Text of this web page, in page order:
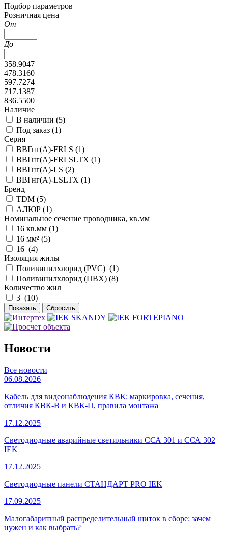
Подбор параметров
Розничная цена
От
До
358.9047
478.3160
597.7274
717.1387
836.5500
Наличие
В наличии (5)
Под заказ (1)
Серия
ВВГнг(А)-FRLS (1)
ВВГнг(А)-FRLSLTX (1)
ВВГнг(А)-LS (2)
ВВГнг(А)-LSLTX (1)
Бренд
TDM (5)
АЛЮР (1)
Номинальное сечение проводника, кв.мм
16 кв.мм (1)
16 мм² (5)
16 (4)
Изоляция жилы
Поливинилхлорид (PVC) (1)
Поливинилхлорид (ПВХ) (8)
Количество жил
3 (10)
Новости
Все новости
06.08.2026
Кабель для видеонаблюдения КВК: маркировка, сечения,
отличия КВК-В и КВК-П, правила монтажа
17.12.2025
Светодиодные аварийные светильники ССА 301 и ССА 302
IEK
17.12.2025
Светодиодные панели СТАНДАРТ PRO IEK
17.09.2025
Малогабаритный распределительный щиток в сборе: зачем
нужен и как выбрать?